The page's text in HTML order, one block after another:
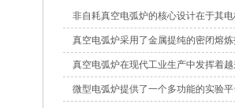
非自耗真空电弧炉的核心设计在于其
真空电弧炉采用了金属提纯的密闭熔
真空电弧炉在现代工业生产中发挥着
微型电弧炉提供了一个多功能的实验平